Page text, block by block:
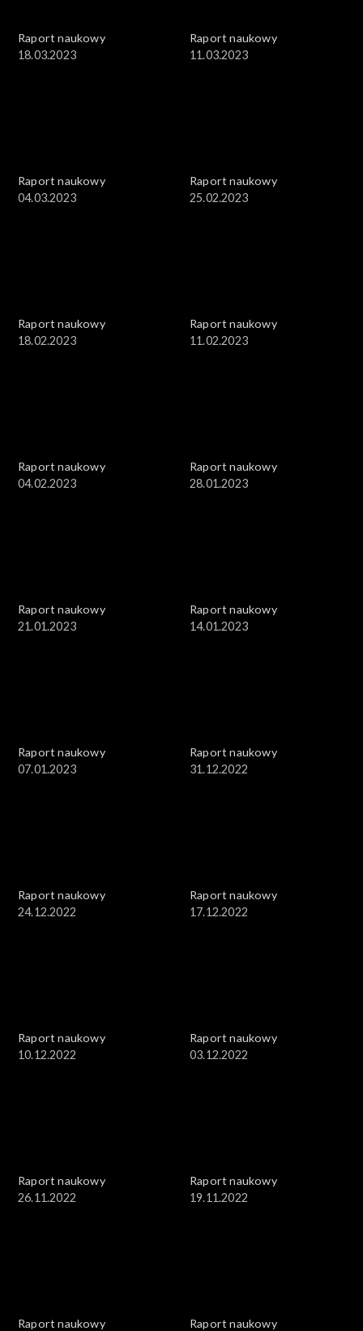
Raport naukowy
18.03.2023
Raport naukowy
11.03.2023
Raport naukowy
04.03.2023
Raport naukowy
25.02.2023
Raport naukowy
18.02.2023
Raport naukowy
11.02.2023
Raport naukowy
04.02.2023
Raport naukowy
28.01.2023
Raport naukowy
21.01.2023
Raport naukowy
14.01.2023
Raport naukowy
07.01.2023
Raport naukowy
31.12.2022
Raport naukowy
24.12.2022
Raport naukowy
17.12.2022
Raport naukowy
10.12.2022
Raport naukowy
03.12.2022
Raport naukowy
26.11.2022
Raport naukowy
19.11.2022
Raport naukowy
Raport naukowy